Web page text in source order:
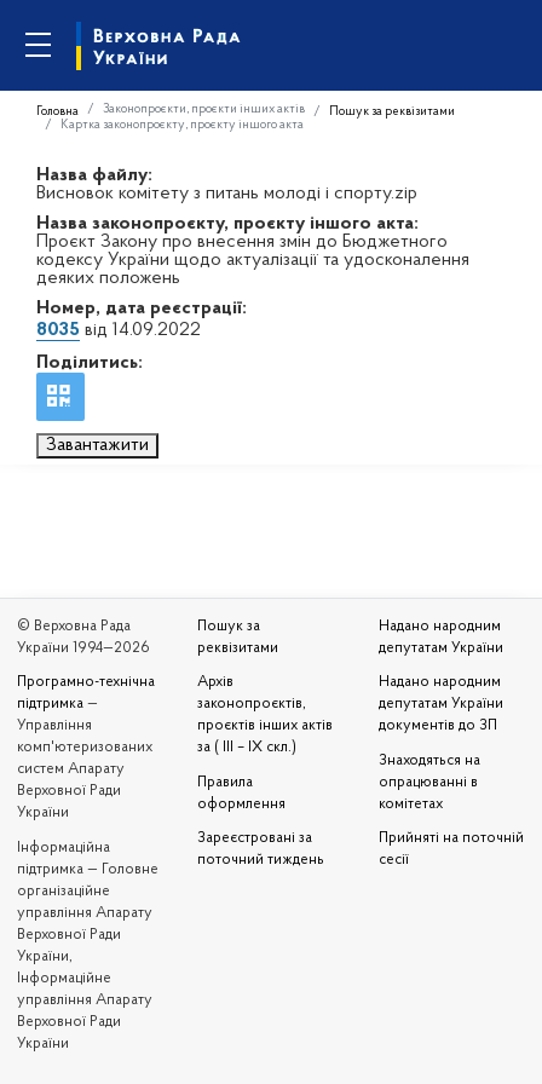
Головна Законопроєкти, проєкти інших актів
Пошук за реквізитами
Картка законопроєкту, проєкту іншого акта
Назва файлу:
Висновок комітету з питань молоді і спорту.zip
Назва законопроєкту, проєкту іншого акта:
Проєкт Закону про внесення змін до Бюджетного
кодексу України щодо актуалізації та удосконалення
деяких положень
Номер, дата реєстрації:
8035 від 14.09.2022
Поділитись:
Завантажити
© Верховна Рада
України 1994—2026
Програмно-технічна
підтримка —
Управління
комп'ютеризованих
систем Апарату
Верховної Ради
України
Iнформаційна
підтримка — Головне
організаційне
управління Апарату
Верховної Ради
України,
Інформаційне
управління Апарату
Верховної Ради
України
Пошук за
реквізитами
Архів
законопроєктів,
проєктів інших актів
за ( III – IX скл.)
Правила
оформлення
Зареєстровані за
поточний тиждень
Надано народним
депутатам України
Надано народним
депутатам України
документів до ЗП
Знаходяться на
опрацюванні в
комітетах
Прийняті на поточній
сесії